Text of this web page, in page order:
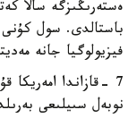
باستالدى. سول كۇنى
فيزيولوگيا جانە
7 -قازاندا امەريكا
نوبەل سىيلىعى